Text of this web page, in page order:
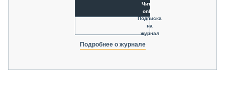
Читать
online
Подписка
на
журнал
Подробнее о журнале